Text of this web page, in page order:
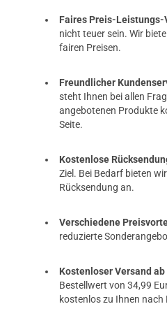
Faires Preis-Leistungs-
nicht teuer sein. Wir
fairen Preisen.
Freundlicher
steht Ihnen bei allen
angebotenen Produkte
Seite.
Kostenlose
Ziel. Bei Bedarf bieten
Rücksendung an.
Verschiedene
reduzierte
Kostenloser Versand ab
Bestellwert von 34,99
kostenlos zu Ihnen nach